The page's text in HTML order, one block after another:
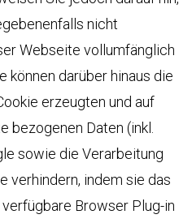
nicht
Webseite vollumfänglich
können darüber hinaus die
erzeugten und auf
bezogenen Daten (inkl.
sowie die Verarbeitung
verhindern, indem sie das
Browser Plug-in